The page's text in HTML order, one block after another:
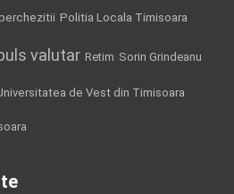
Politia Locala Timisoara
valutar Retim Sorin Grindeanu
de Vest din Timisoara